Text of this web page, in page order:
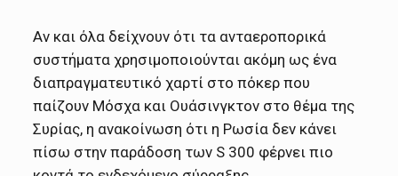
Αν και όλα δείχνουν ότι τα ανταεροπορικά
συστήματα χρησιμοποιούνται ακόμη ως ένα
διαπραγματευτικό χαρτί στο πόκερ που
παίζουν Μόσχα και Ουάσινγκτον στο θέμα της
Συρίας, η ανακοίνωση ότι η Ρωσία δεν κάνει
πίσω στην παράδοση των S 300 φέρνει πιο